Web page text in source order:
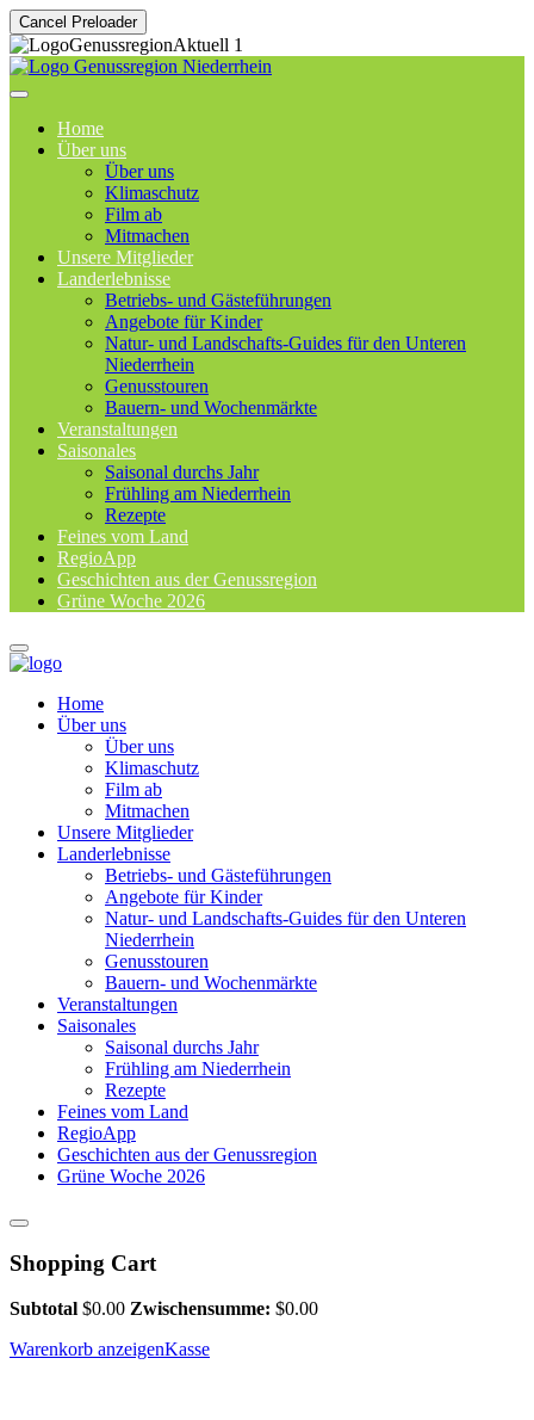
Cancel Preloader
Home
Über uns
Über uns
Klimaschutz
Film ab
Mitmachen
Unsere Mitglieder
Landerlebnisse
Betriebs- und Gästeführungen
Angebote für Kinder
Natur- und Landschafts-Guides für den Unteren
Niederrhein
Genusstouren
Bauern- und Wochenmärkte
Veranstaltungen
Saisonales
Saisonal durchs Jahr
Frühling am Niederrhein
Rezepte
Feines vom Land
RegioApp
Geschichten aus der Genussregion
Grüne Woche 2026
Home
Über uns
Über uns
Klimaschutz
Film ab
Mitmachen
Unsere Mitglieder
Landerlebnisse
Betriebs- und Gästeführungen
Angebote für Kinder
Natur- und Landschafts-Guides für den Unteren
Niederrhein
Genusstouren
Bauern- und Wochenmärkte
Veranstaltungen
Saisonales
Saisonal durchs Jahr
Frühling am Niederrhein
Rezepte
Feines vom Land
RegioApp
Geschichten aus der Genussregion
Grüne Woche 2026
Shopping Cart
Subtotal $0.00 Zwischensumme: $0.00
Warenkorb anzeigenKasse